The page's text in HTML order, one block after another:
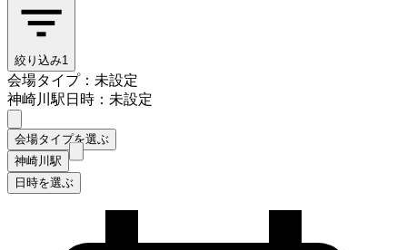
絞り込み1
会場タイプ：未設定
神崎川駅日時：未設定
会場タイプを選ぶ
神崎川駅
日時を選ぶ